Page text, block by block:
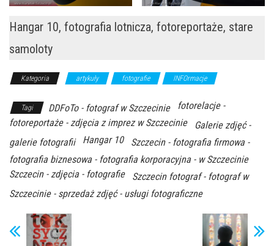
Hangar 10, fotografia lotnicza, fotoreportaże, stare
samoloty
Kategoria artykuły fotografie INFOrmacje
Tagi DDFoTo - fotograf w Szczecinie
fotorelacje -
fotoreportaże - zdjęcia z imprez w Szczecinie
Galerie zdjęć -
galerie fotografii
Hangar 10
Szczecin - fotografia firmowa -
fotografia biznesowa - fotografia korporacyjna - w Szczecinie
Szczecin - zdjęcia - fotografie
Szczecin fotograf - fotograf w
Szczecinie - sprzedaż zdjęć - usługi fotograficzne